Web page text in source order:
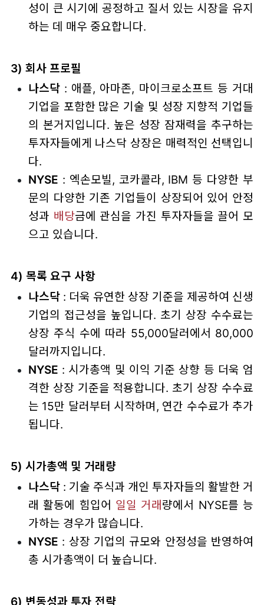
성이 큰 시기에 공정하고 질서 있는 시장을 유지
하는 데 매우 중요합니다.
3) 회사 프로필
나스닥: 애플, 아마존, 마이크로소프트 등 거대
기업을 포함한 많은 기술 및 성장 지향적 기업들
의 본거지입니다. 높은 성장 잠재력을 추구하는
투자자들에게 나스닥 상장은 매력적인 선택입니
다.
NYSE : 엑손모빌, 코카콜라, IBM 등 다양한 부
문의 다양한 기존 기업들이 상장되어 있어 안정
성과 배당금에 관심을 가진 투자자들을 끌어 모
으고 있습니다.
4) 목록 요구 사항
나스닥: 더욱 유연한 상장 기준을 제공하여 신생
기업의 접근성을 높입니다. 초기 상장 수수료는
상장 주식 수에 따라 55,000달러에서 80,000
달러까지입니다.
NYSE : 시가총액 및 이익 기준 상향 등 더욱 엄
격한 상장 기준을 적용합니다. 초기 상장 수수료
는 15만 달러부터 시작하며, 연간 수수료가 추가
됩니다.
5) 시가총액 및 거래량
나스닥: 기술 주식과 개인 투자자들의 활발한 거
래 활동에 힘입어 일일 거래량에서 NYSE를 능
가하는 경우가 많습니다.
NYSE : 상장 기업의 규모와 안정성을 반영하여
총 시가총액이 더 높습니다.
6) 변동성과 투자 전략